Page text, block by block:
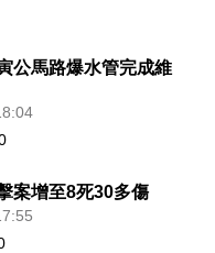
公馬路爆水管完成維
案增至8死30多傷